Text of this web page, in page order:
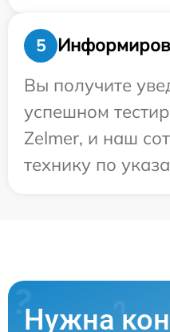
5
Вы получите
успешном
Zelmer, и наш
технику по
Нужна